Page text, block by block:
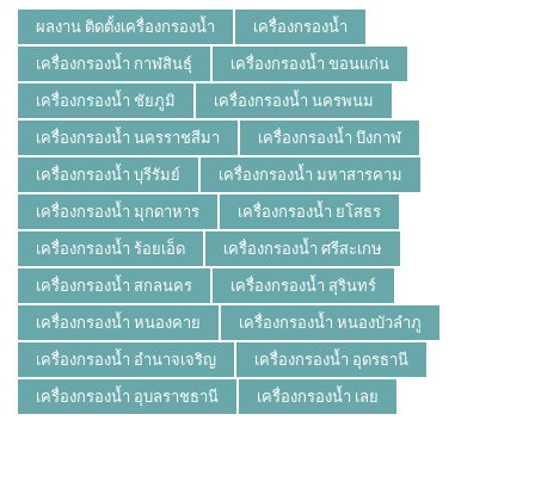
ผลงาน ติดตั้งเครื่องกรองน้ำ
เครื่องกรองน้ำ
เครื่องกรองน้ำ กาฬสินธุ์
เครื่องกรองน้ำ ขอนแก่น
เครื่องกรองน้ำ ชัยภูมิ
เครื่องกรองน้ำ นครพนม
เครื่องกรองน้ำ นครราชสีมา
เครื่องกรองน้ำ บึงกาฬ
เครื่องกรองน้ำ บุรีรัมย์
เครื่องกรองน้ำ มหาสารคาม
เครื่องกรองน้ำ มุกดาหาร
เครื่องกรองน้ำ ยโสธร
เครื่องกรองน้ำ ร้อยเอ็ด
เครื่องกรองน้ำ ศรีสะเกษ
เครื่องกรองน้ำ สกลนคร
เครื่องกรองน้ำ สุรินทร์
เครื่องกรองน้ำ หนองคาย
เครื่องกรองน้ำ หนองบัวลำภู
เครื่องกรองน้ำ อำนาจเจริญ
เครื่องกรองน้ำ อุดรธานี
เครื่องกรองน้ำ อุบลราชธานี
เครื่องกรองน้ำ เลย